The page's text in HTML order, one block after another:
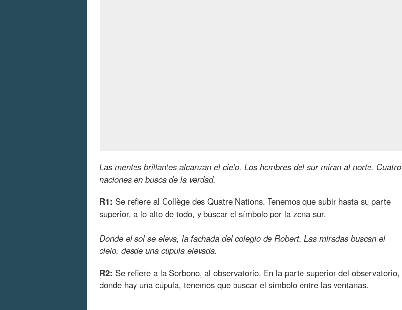
Las mentes brillantes alcanzan el cielo. Los hombres del sur miran al norte. Cuatro
naciones en busca de la verdad.
R1: Se refiere al Collège des Quatre Nations. Tenemos que subir hasta su parte
superior, a lo alto de todo, y buscar el símbolo por la zona sur.
Donde el sol se eleva, la fachada del colegio de Robert. Las miradas buscan el
cielo, desde una cúpula elevada.
R2: Se refiere a la Sorbono, al observatorio. En la parte superior del observatorio,
donde hay una cúpula, tenemos que buscar el símbolo entre las ventanas.